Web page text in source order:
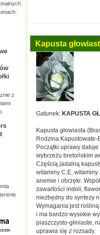
z
Kapusta
Gatunek: KAPUSTA
Kapusta głowiasta
Rodzina:Kapustowate-
Początki uprawy
wybrzeżu bretońskim
Częścią jadalną
witaminy C,E,
anemie i obrzęki.
zawartości indoli,
niezbędny do syntezy
Wymagania:jest rośliną
i ma bardzo wysokie
piaszczysto-gliniaste,
uprawia się z rozsady.